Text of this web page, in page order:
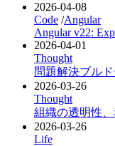
2026-04-08
Code /Angular
Angular v22:
2026-04-01
Thought
問題解決ブル
2026-03-26
Thought
組織の透明性
2026-03-26
Life